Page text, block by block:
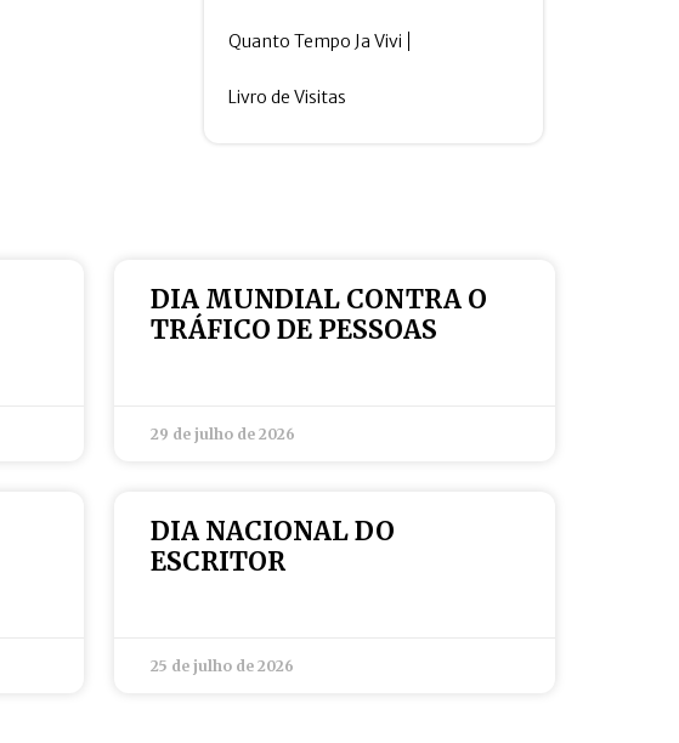
Quanto Tempo Ja Vivi
Livro de Visitas
DIA MUNDIAL CONTRA O
TRÁFICO DE PESSOAS
29 de julho de 2026
DIA NACIONAL DO
ESCRITOR
25 de julho de 2026